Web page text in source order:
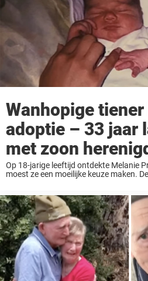
Wanhopige
adoptie – 33 jaar
met zoon
Op 18-jarige leeftijd ontdekte Melanie
moest ze een moeilijke keuze maken.